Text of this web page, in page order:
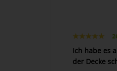
Ich habe es
der Decke